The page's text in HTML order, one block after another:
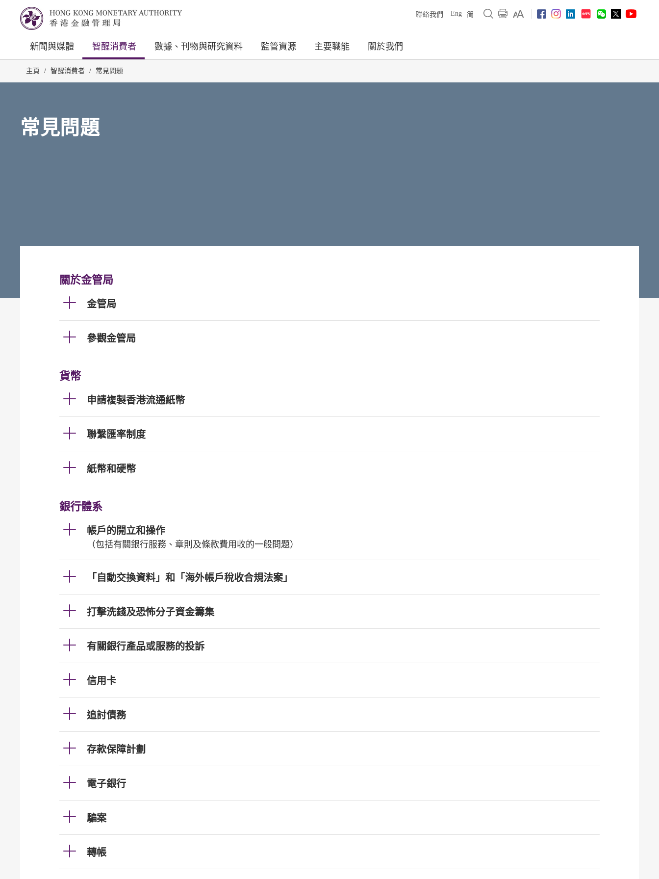
聯絡我們 Eng 简
新聞與媒體 智醒消費者 數據、刊物與研究資料 監管資源 主要職能 關於我們
主頁 / 智醒消費者 / 常見問題
常見問題
關於金管局
金管局
參觀金管局
貨幣
申請複製香港流通紙幣
聯繫匯率制度
紙幣和硬幣
銀行體系
帳戶的開立和操作
（包括有關銀行服務、章則及條款費用收的一般問題）
「自動交換資料」和「海外帳戶稅收合規法案」
打擊洗錢及恐怖分子資金籌集
有關銀行產品或服務的投訴
信用卡
追討債務
存款保障計劃
電子銀行
騙案
轉帳